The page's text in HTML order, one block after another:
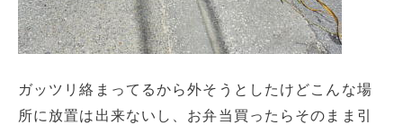
ガッツリ絡まってるから外そうとしたけどこんな場
所に放置は出来ないし、お弁当買ったらそのまま引